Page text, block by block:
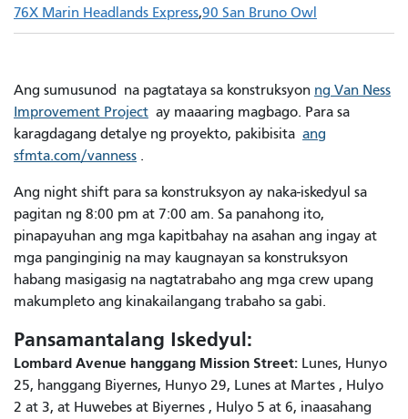
76X Marin Headlands Express 90 San Bruno Owl
Ang sumusunod na pagtataya sa konstruksyon ng Van Ness
Improvement Project ay maaaring magbago. Para sa
karagdagang detalye ng proyekto, pakibisita ang
sfmta.com/vanness .
Ang night shift para sa konstruksyon ay naka-iskedyul sa
pagitan ng 8:00 pm at 7:00 am. Sa panahong ito,
pinapayuhan ang mga kapitbahay na asahan ang ingay at
mga panginginig na may kaugnayan sa konstruksyon
habang masigasig na nagtatrabaho ang mga crew upang
makumpleto ang kinakailangang trabaho sa gabi.
Pansamantalang Iskedyul:
Lombard Avenue hanggang Mission Street: Lunes, Hunyo
25, hanggang Biyernes, Hunyo 29, Lunes at Martes , Hulyo
2 at 3, at Huwebes at Biyernes , Hulyo 5 at 6, inaasahang